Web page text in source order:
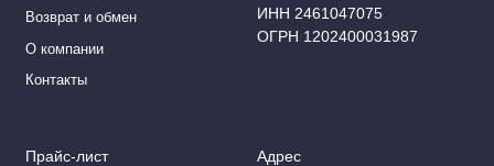
Возврат и обмен
О компании
Контакты
ИНН 2461047075
ОГРН 1202400031987
Прайс-лист Адрес